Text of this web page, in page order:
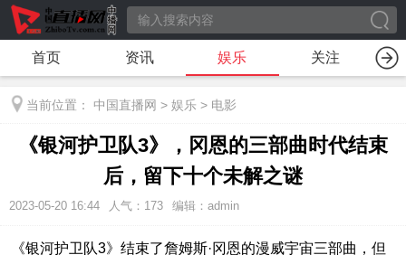
首页 资讯 娱乐 关注
当前位置： 中国直播网 > 娱乐 > 电影
《银河护卫队3》，冈恩的三部曲时代结束
后，留下十个未解之谜
2023-05-20 16:44 人气： 173 编辑：admin
《银河护卫队3》结束了詹姆斯·冈恩的漫威宇宙三部曲，但